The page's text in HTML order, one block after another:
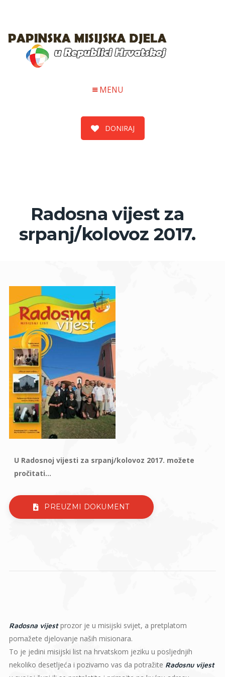
MENU
DONIRAJ
Radosna vijest za
srpanj/kolovoz 2017.
U Radosnoj vijesti za srpanj/kolovoz 2017. možete
pročitati...
PREUZMI DOKUMENT
Radosna vijestprozor je u misijski svijet, a pretplatom
pomažete djelovanje naših misionara.
To je jedini misijski list na hrvatskom jeziku u posljednjih
nekoliko desetljeća i pozivamo vas da potražite Radosnu vijest